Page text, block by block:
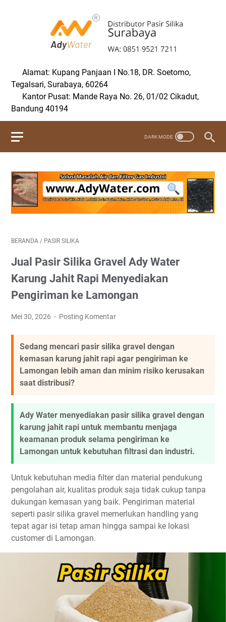
Alamat: Kupang Panjaan I No.18, DR. Soetomo,
Tegalsari, Surabaya, 60264
Kantor Pusat: Mande Raya No. 26, 01/02 Cikadut,
Bandung 40194
BERANDA / PASIR SILIKA
Jual Pasir Silika Gravel Ady Water
Karung Jahit Rapi Menyediakan
Pengiriman ke Lamongan
Mei 30, 2026 Posting Komentar
Sedang mencari pasir silika gravel dengan
kemasan karung jahit rapi agar pengiriman ke
Lamongan lebih aman dan minim risiko kerusakan
saat distribusi?
Ady Water menyediakan pasir silika gravel dengan
karung jahit rapi untuk membantu menjaga
keamanan produk selama pengiriman ke
Lamongan untuk kebutuhan filtrasi dan industri.
Untuk kebutuhan media filter dan material pendukung
pengolahan air, kualitas produk saja tidak cukup tanpa
dukungan kemasan yang baik. Pengiriman material
seperti pasir silika gravel memerlukan handling yang
tepat agar isi tetap aman hingga sampai ke lokasi
customer di Lamongan.